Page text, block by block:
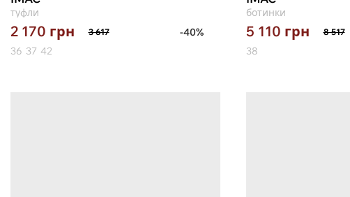
туфли
2 170 грн 3 617
-40%
36 37 42
ботинки
5 110 грн 8 517
38